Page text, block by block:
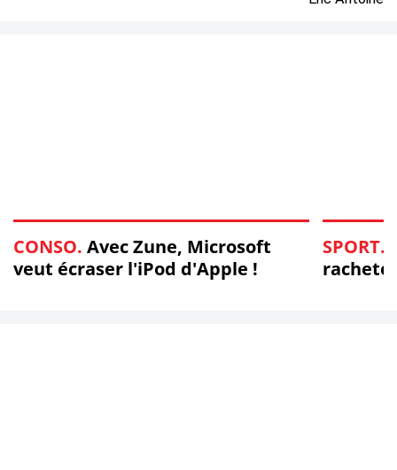
CONSO. Avec Zune, Microsoft
veut écraser l'iPod d'Apple !
SPORT.